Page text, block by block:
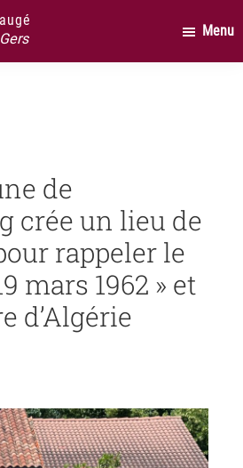
Menu
de
crée un lieu de
rappeler le
mars 1962 » et
d’Algérie